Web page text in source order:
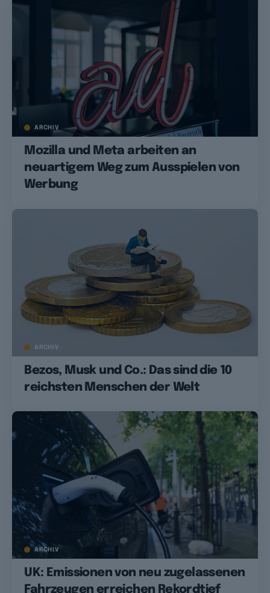
ARCHIV
Mozilla und Meta arbeiten an
neuartigem Weg zum Ausspielen von
Werbung
ARCHIV
Bezos, Musk und Co.: Das sind die 10
reichsten Menschen der Welt
ARCHIV
UK: Emissionen von neu zugelassenen
Fahrzeugen erreichen Rekordtief